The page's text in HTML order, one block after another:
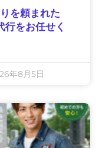
を頼まれた
行をお任せく
年8月5日